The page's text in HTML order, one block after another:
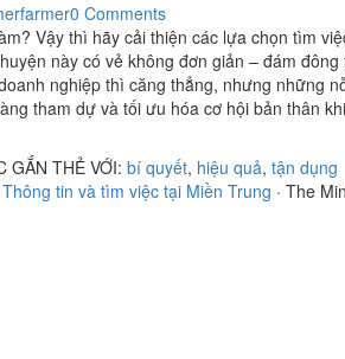
0 Comments
Vậy thì hãy cải thiện các lựa chọn tìm
này có vẻ không đơn giản – đám
nghiệp thì căng thẳng, nhưng những
tham dự và tối ưu hóa cơ hội bản thân
GẮN THẺ VỚI: bí quyết, hiệu quả, tận dụng
Thông tin và tìm việc tại Miền Trung · The